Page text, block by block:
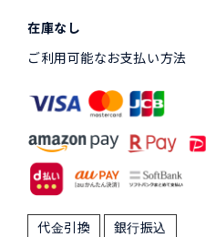
在庫なし
ご利用可能なお支払い方法
代金引換 銀行振込